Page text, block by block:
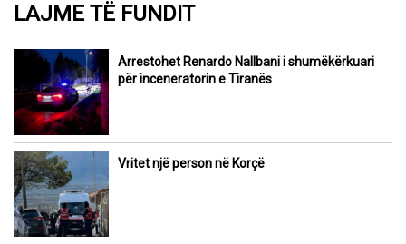
LAJME TË FUNDIT
Arrestohet Renardo Nallbani i shumëkërkuari
për inceneratorin e Tiranës
Vritet një person në Korçë